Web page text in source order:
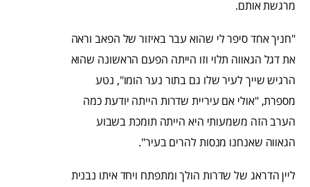
מרגשת אותם.
"חניך אחד סיפר לי שהוא עבר באיזור של הפאב וראה
את דגל הגאווה תלוי וזו הייתה הפעם הראשונה שהוא
הרגיש שייך לעיר שלו גם בתור נער הומו", נטע
מספרת, "אולי אם עיריית שדרות הייתה יודעת כמה
הערב הזה משמעותי היא הייתה תומכת בשבוע
הגאווה שאנחנו מנסות להרים בעיר".
ליין הדראג של שדרות הולך ומתפתח ויחד איתו נבנית